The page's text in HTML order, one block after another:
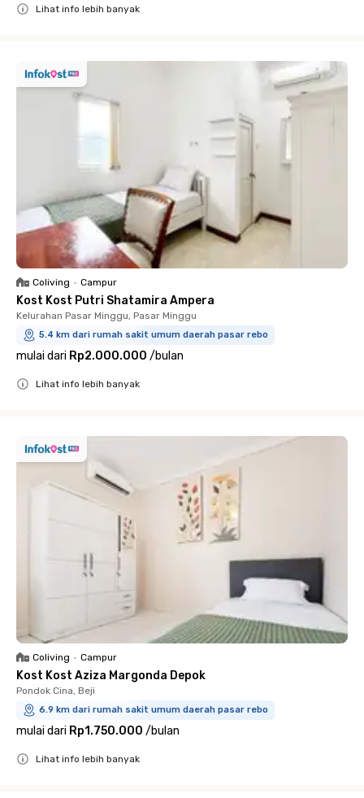
Lihat info lebih banyak
Coliving • Campur
Kost Kost Putri Shatamira Ampera
Kelurahan Pasar Minggu, Pasar Minggu
5.4 km dari rumah sakit umum daerah pasar rebo
mulai dari Rp2.000.000 /bulan
Lihat info lebih banyak
Coliving • Campur
Kost Kost Aziza Margonda Depok
Pondok Cina, Beji
6.9 km dari rumah sakit umum daerah pasar rebo
mulai dari Rp1.750.000 /bulan
Lihat info lebih banyak